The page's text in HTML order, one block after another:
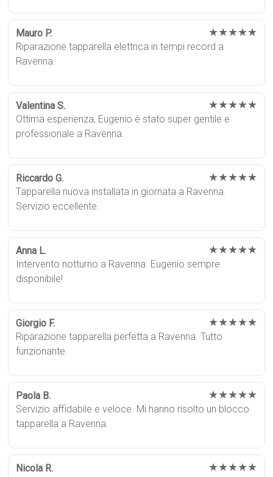
Mauro P. ★★★★★
Riparazione tapparella elettrica in tempi record a
Ravenna.
Valentina S. ★★★★★
Ottima esperienza, Eugenio è stato super gentile e
professionale a Ravenna.
Riccardo G. ★★★★★
Tapparella nuova installata in giornata a Ravenna.
Servizio eccellente.
Anna L. ★★★★★
Intervento notturno a Ravenna. Eugenio sempre
disponibile!
Giorgio F. ★★★★★
Riparazione tapparella perfetta a Ravenna. Tutto
funzionante.
Paola B. ★★★★★
Servizio affidabile e veloce. Mi hanno risolto un blocco
tapparella a Ravenna.
Nicola R. ★★★★★